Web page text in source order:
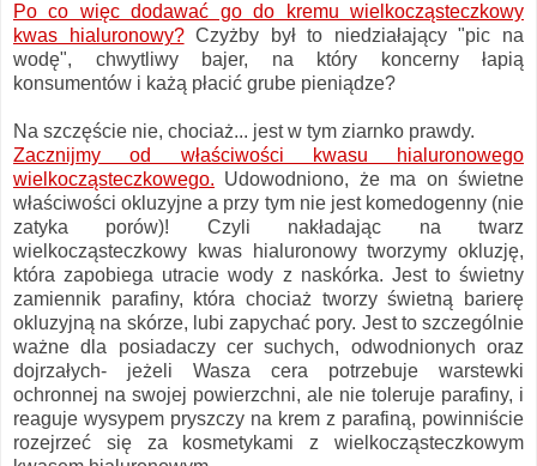
Po co więc dodawać go do kremu wielkocząsteczkowy
kwas hialuronowy?Czyżby był to niedziałający "pic na
wodę", chwytliwy bajer, na który koncerny łapią
konsumentów i każą płacić grube pieniądze?
Na szczęście nie, chociaż... jest w tym ziarnko prawdy.
Zacznijmy od właściwości kwasu hialuronowego
wielkocząsteczkowego. Udowodniono, że ma on świetne
właściwości okluzyjne a przy tym nie jest komedogenny (nie
zatyka porów)! Czyli nakładając na twarz
wielkocząsteczkowy kwas hialuronowy tworzymy okluzję,
która zapobiega utracie wody z naskórka. Jest to świetny
zamiennik parafiny, która chociaż tworzy świetną barierę
okluzyjną na skórze, lubi zapychać pory. Jest to szczególnie
ważne dla posiadaczy cer suchych, odwodnionych oraz
dojrzałych- jeżeli Wasza cera potrzebuje warstewki
ochronnej na swojej powierzchni, ale nie toleruje parafiny, i
reaguje wysypem pryszczy na krem z parafiną, powinniście
rozejrzeć się za kosmetykami z wielkocząsteczkowym